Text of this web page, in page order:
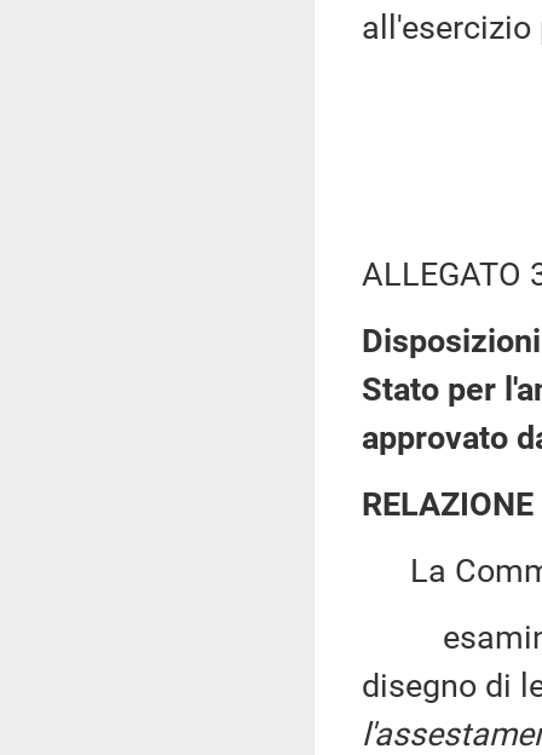
all'esercizio
ALLEGATO
Stato per
approvato
La
disegno di